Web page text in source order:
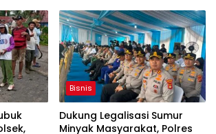
Syamsul Hadie (ASH)”
Bisnis
Dukung Legalisasi Sumur
Minyak Masyarakat, Polres